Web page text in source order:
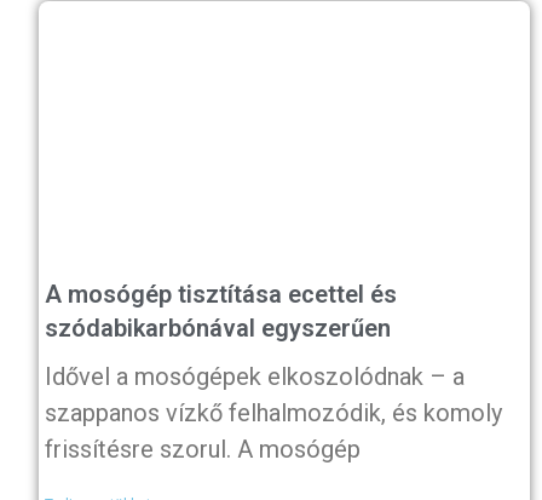
A mosógép tisztítása ecettel és
szódabikarbónával egyszerűen
Idővel a mosógépek elkoszolódnak – a
szappanos vízkő felhalmozódik, és komoly
frissítésre szorul. A mosógép